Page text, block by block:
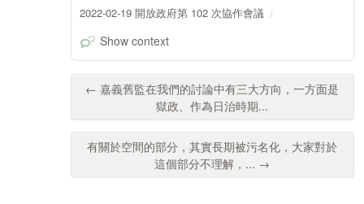
2022-02-19 開放政府第 102 次協作會議
Show context
← 嘉義舊監在我們的討論中有三大方向，一方面是
獄政、作為日治時期...
有關於空間的部分，其實長期被污名化，大家對於
這個部分不理解，... →